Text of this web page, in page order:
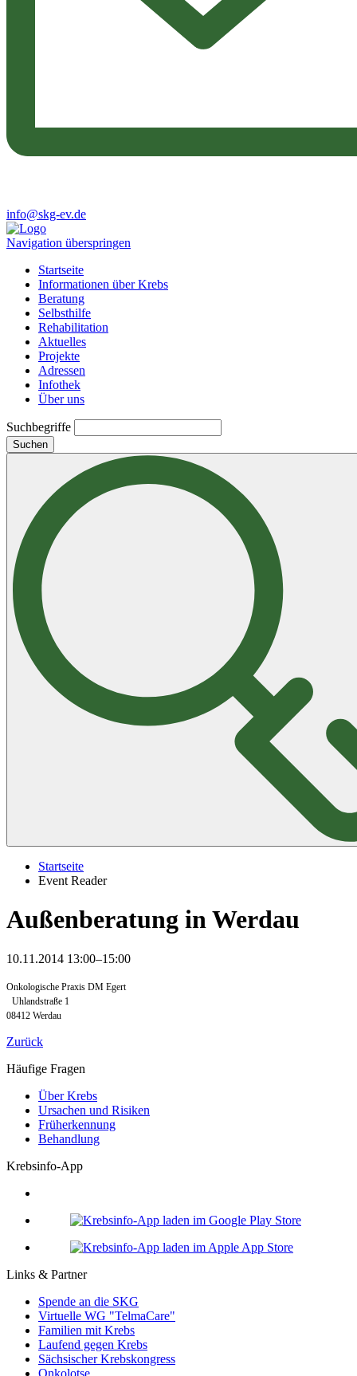
info@skg-ev.de
Navigation überspringen
Startseite
Informationen über Krebs
Beratung
Selbsthilfe
Rehabilitation
Aktuelles
Projekte
Adressen
Infothek
Über uns
Suchbegriffe
Suchen
Startseite
Event Reader
Außenberatung in Werdau
10.11.2014 13:00–15:00
Onkologische Praxis DM Egert
Uhlandstraße 1
08412 Werdau
Zurück
Häufige Fragen
Über Krebs
Ursachen und Risiken
Früherkennung
Behandlung
Krebsinfo-App
Links & Partner
Spende an die SKG
Virtuelle WG "TelmaCare"
Familien mit Krebs
Laufend gegen Krebs
Sächsischer Krebskongress
Onkolotse